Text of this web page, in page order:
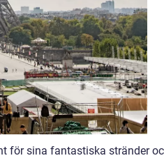
för sina fantastiska stränder